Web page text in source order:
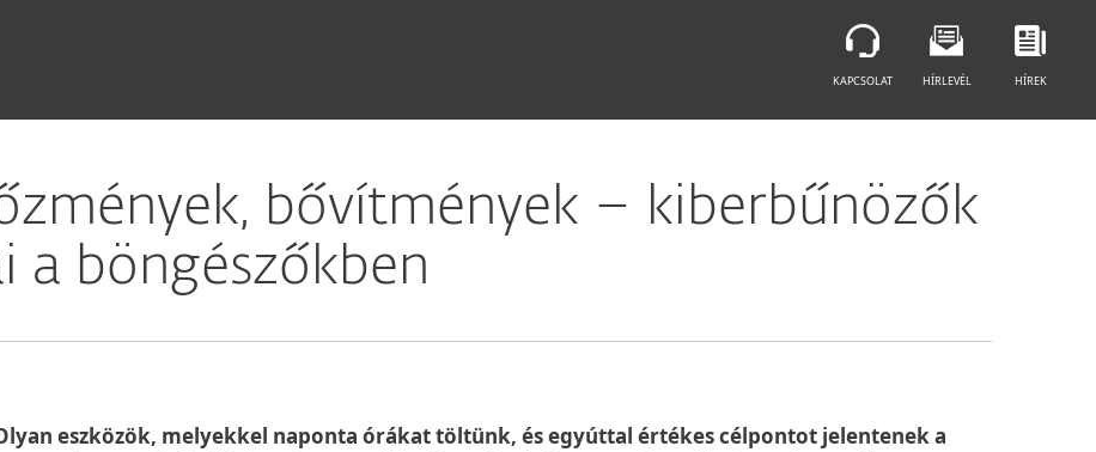
bővítmények – kiberbűnözők
a böngészőkben
eszközök, melyekkel naponta órákat töltünk, és egyúttal értékes célpontot jelentenek a
KAPCSOLAT HÍRLEVÉL HÍREK